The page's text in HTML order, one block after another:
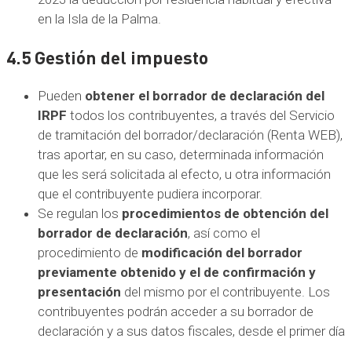
en la Isla de la Palma.
4.5 Gestión del impuesto
Pueden obtener el borrador de declaración del
IRPF todos los contribuyentes, a través del Servicio
de tramitación del borrador/declaración (Renta WEB),
tras aportar, en su caso, determinada información
que les será solicitada al efecto, u otra información
que el contribuyente pudiera incorporar.
Se regulan los procedimientos de obtención del
borrador de declaración, así como el
procedimiento de modificación del borrador
previamente obtenido y el de confirmación y
presentación del mismo por el contribuyente. Los
contribuyentes podrán acceder a su borrador de
declaración y a sus datos fiscales, desde el primer día